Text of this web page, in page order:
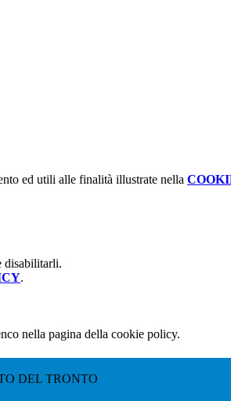
ed utili alle finalità illustrate nella
disabilitarli.
.
nella pagina della cookie policy.
DEL TRONTO